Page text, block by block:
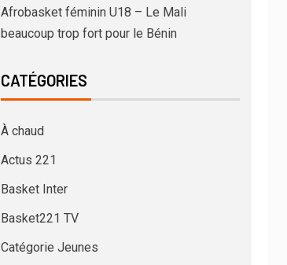
Afrobasket féminin U18 – Le Mali
beaucoup trop fort pour le Bénin
CATÉGORIES
À chaud
Actus 221
Basket Inter
Basket221 TV
Catégorie Jeunes